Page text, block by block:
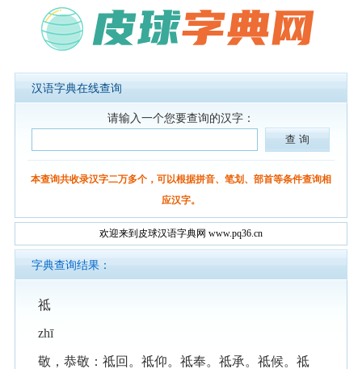
汉语字典在线查询
请输入一个您要查询的汉字：
本查询共收录汉字二万多个，可以根据拼音、笔划、部首等条件查询相
应汉字。
欢迎来到皮球汉语字典网 www.pq36.cn
字典查询结果：
祗
zhī
敬，恭敬：祗回。祗仰。祗奉。祗承。祗候。祗